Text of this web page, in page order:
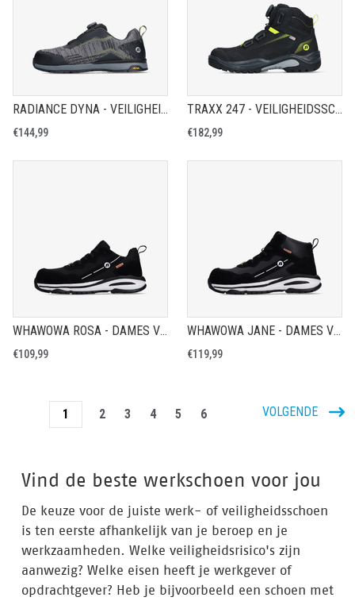
RADIANCE DYNA - VEILIGHEIDSSCHOEN S1PS
€144,99
TRAXX 247 - VEILIGHEIDSSCHOEN S7S
€182,99
WHAWOWA ROSA - DAMES VEILIGHEIDSSCHOEN S1PS
€109,99
WHAWOWA JANE - DAMES VEILIGHEIDSSCHOEN S3S
€119,99
1 2 3 4 5 6 VOLGENDE
Vind de beste werkschoen voor jou
De keuze voor de juiste werk- of veiligheidsschoen
is ten eerste afhankelijk van je beroep en je
werkzaamheden. Welke veiligheidsrisico's zijn
aanwezig? Welke eisen heeft je werkgever of
opdrachtgever? Heb je bijvoorbeeld een schoen met